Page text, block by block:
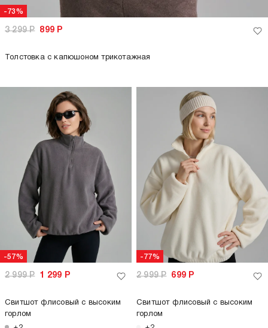
-73%
3 299Р 899 Р
Толстовка с капюшоном трикотажная
-57%
2 999Р 1 299 Р
Свитшот флисовый с высоким
горлом
-77%
2 999Р 699 Р
Свитшот флисовый с высоким
горлом